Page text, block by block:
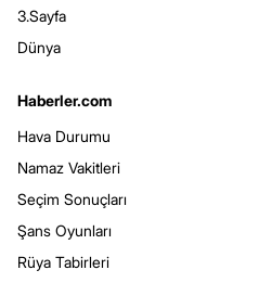
3.Sayfa
Dünya
Haberler.com
Hava Durumu
Namaz Vakitleri
Seçim Sonuçları
Şans Oyunları
Rüya Tabirleri